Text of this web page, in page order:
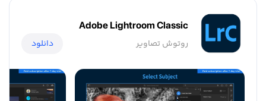
Adobe Lightroom Classic
روتوش تصاویر دانلود